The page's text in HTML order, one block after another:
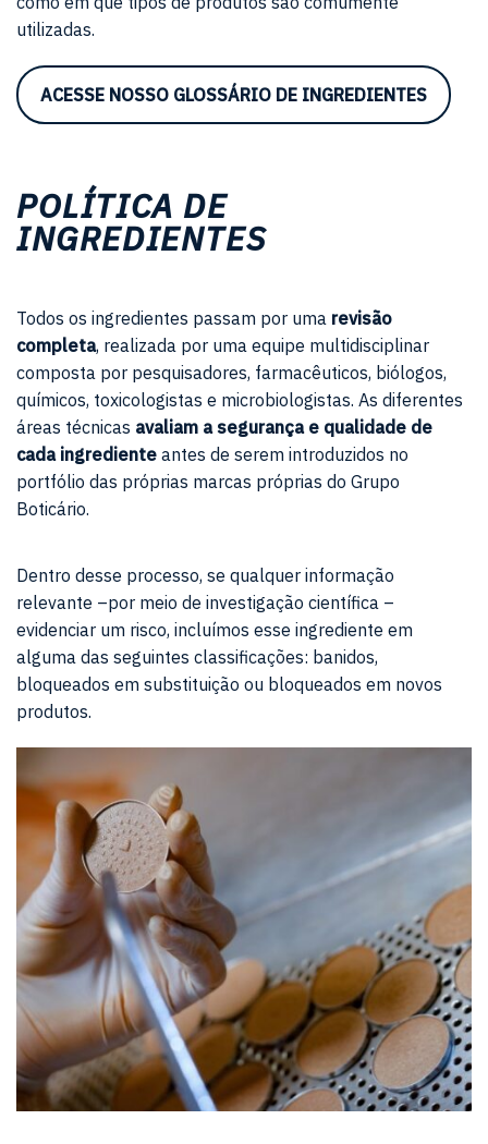
utilizadas.
ACESSE NOSSO GLOSSÁRIO DE INGREDIENTES
POLÍTICA DE
INGREDIENTES
Todos os ingredientes passam por uma revisão
completa, realizada por uma equipe multidisciplinar
composta por pesquisadores, farmacêuticos, biólogos,
químicos, toxicologistas e microbiologistas. As diferentes
áreas técnicas avaliam a segurança e qualidade de
cada ingrediente antes de serem introduzidos no
portfólio das próprias marcas próprias do Grupo
Boticário.
Dentro desse processo, se qualquer informação
relevante –por meio de investigação científica –
evidenciar um risco, incluímos esse ingrediente em
alguma das seguintes classificações: banidos,
bloqueados em substituição ou bloqueados em novos
produtos.